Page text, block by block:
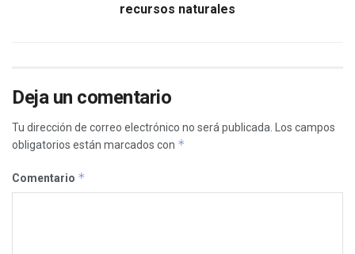
recursos naturales
Deja un comentario
Tu dirección de correo electrónico no será publicada.
Los campos
obligatorios están marcados con *
Comentario *